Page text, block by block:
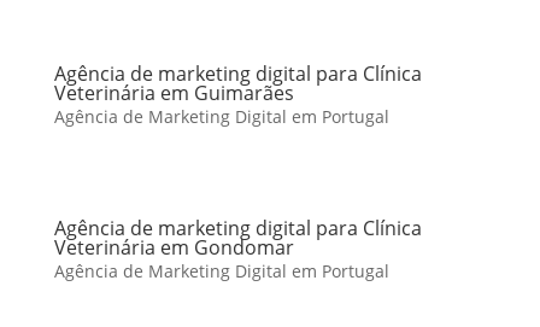
Agência de marketing digital para Clínica
Veterinária em Guimarães
Agência de Marketing Digital em Portugal
Agência de marketing digital para Clínica
Veterinária em Gondomar
Agência de Marketing Digital em Portugal